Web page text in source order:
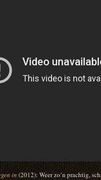
in(2012):Weer zo’n prachtig,